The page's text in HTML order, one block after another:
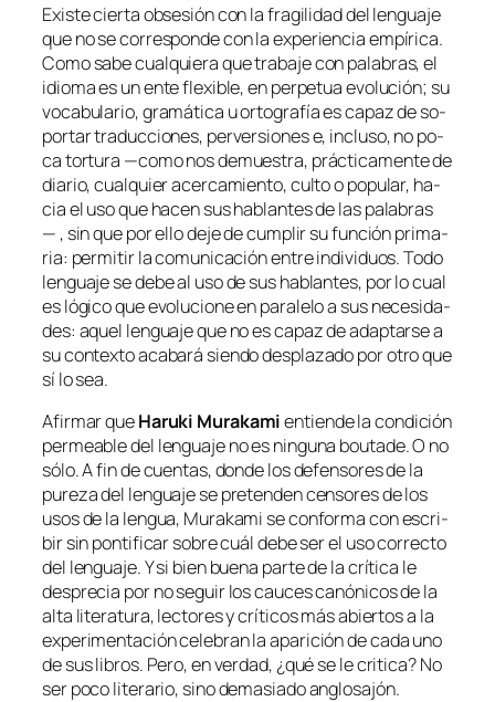
Existe cier­ta ob­se­sión con la fra­gi­li­dad del len­gua­je
que no se co­rres­pon­de con la ex­pe­rien­cia em­pí­ri­ca.
Como sa­be cual­quie­ra que tra­ba­je con pa­la­bras, el
idio­ma es un en­te fle­xi­ble, en per­pe­tua evo­lu­ción; su
vo­ca­bu­la­rio, gra­má­ti­ca u or­to­gra­fía es ca­paz de so­
por­tar tra­duc­cio­nes, per­ver­sio­nes e, in­clu­so, no po­
ca tor­tu­ra —co­mo nos de­mues­tra, prác­ti­ca­men­te de
dia­rio, cual­quier acer­ca­mien­to, cul­to o po­pu­lar, ha­
cia el uso que ha­cen sus ha­blan­tes de las pa­la­bras
— , sin que por ello de­je de cum­plir su fun­ción pri­ma­
ria: per­mi­tir la co­mu­ni­ca­ción en­tre in­di­vi­duos. Todo
len­gua­je se de­be al uso de sus ha­blan­tes, por lo cual
es ló­gi­co que evo­lu­cio­ne en pa­ra­le­lo a sus ne­ce­si­da­
des: aquel len­gua­je que no es ca­paz de adap­tar­se a
su con­tex­to aca­ba­rá sien­do des­pla­za­do por otro que
sí lo sea.
Afirmar queHaruki Murakamien­tien­de la con­di­ción
permea­ble del len­gua­je no es nin­gu­na bou­ta­de. O no
só­lo. A fin de cuen­tas, don­de los de­fen­so­res de la
pu­re­za del len­gua­je se pre­ten­den cen­so­res de los
usos de la len­gua, Murakami se con­for­ma con es­cri­
bir sin pon­ti­fi­car so­bre cuál de­be ser el uso co­rrec­to
del len­gua­je. Y si bien bue­na par­te de la crí­ti­ca le
des­pre­cia por no se­guir los cau­ces ca­nó­ni­cos de la
al­ta li­te­ra­tu­ra, lec­to­res y crí­ti­cos más abier­tos a la
ex­pe­ri­men­ta­ción ce­le­bran la apa­ri­ción de ca­da uno
de sus li­bros. Pero, en ver­dad, ¿qué se le cri­ti­ca? No
ser po­co li­te­ra­rio, sinode­ma­sia­doanglosajón.